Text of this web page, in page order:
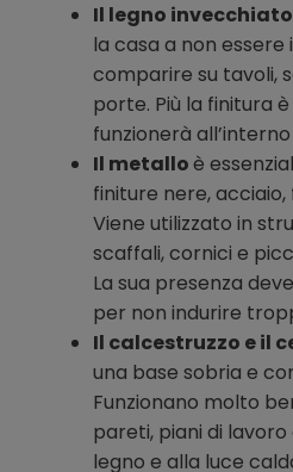
Il legno invecchiato
la casa a non essere
comparire su tavoli,
porte. Più la finitura
funzionerà all’interno
Il metalloè
finiture nere,
Viene utilizzato in
scaffali, cornici e
La sua presenza
per non indurire
Il calcestruzzo e il
una base sobria e
Funzionano molto
pareti, piani di
legno e alla luce